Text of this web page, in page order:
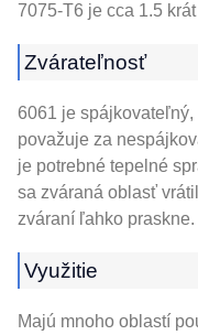
7075-T6 je cca 1.5
Zvárateľnosť
6061 je
považuje za
je potrebné tepelné
sa zváraná oblasť
zváraní ľahko praskne.
Využitie
Majú mnoho oblastí